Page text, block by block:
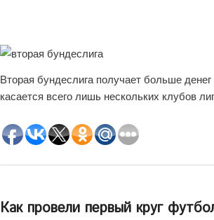
Вторая бундеслига получает больше
касается всего лишь нескольких клубов
Как провели первый круг